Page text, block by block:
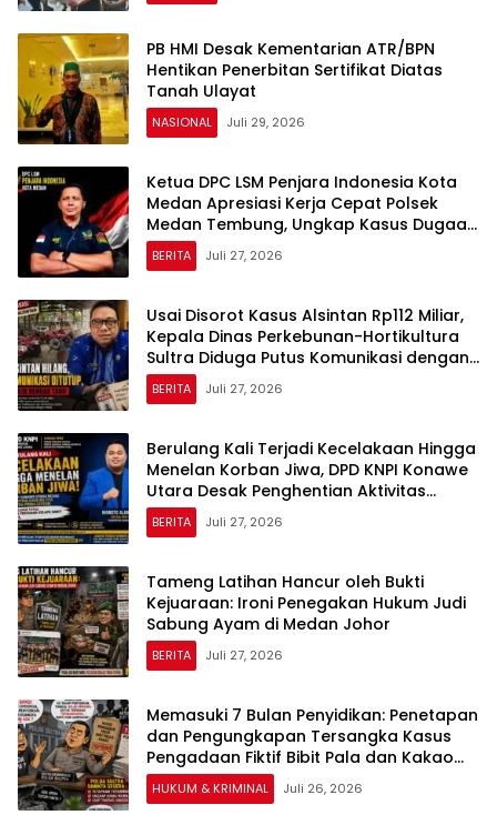
PB HMI Desak Kementarian ATR/BPN
Hentikan Penerbitan Sertifikat Diatas
Tanah Ulayat
NASIONAL Juli 29, 2026
Ketua DPC LSM Penjara Indonesia Kota
Medan Apresiasi Kerja Cepat Polsek
Medan Tembung, Ungkap Kasus Dugaan
Pemerasan
BERITA Juli 27, 2026
Usai Disorot Kasus Alsintan Rp112 Miliar,
Kepala Dinas Perkebunan-Hortikultura
Sultra Diduga Putus Komunikasi dengan
Media
BERITA Juli 27, 2026
Berulang Kali Terjadi Kecelakaan Hingga
Menelan Korban Jiwa, DPD KNPI Konawe
Utara Desak Penghentian Aktivitas
Hauling dan Evaluasi Total Perizinan PT
Sultra Prima Lestari
BERITA Juli 27, 2026
Tameng Latihan Hancur oleh Bukti
Kejuaraan: Ironi Penegakan Hukum Judi
Sabung Ayam di Medan Johor
BERITA Juli 27, 2026
Memasuki 7 Bulan Penyidikan: Penetapan
dan Pengungkapan Tersangka Kasus
Pengadaan Fiktif Bibit Pala dan Kakao
Rp26 Miliar Dipertanyakan
HUKUM & KRIMINAL Juli 26, 2026